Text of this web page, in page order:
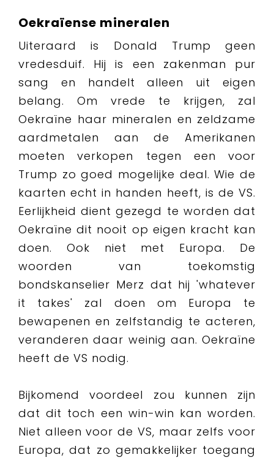
Oekraïense mineralen
Uiteraard is Donald Trump geen
vredesduif. Hij is een zakenman pur
sang en handelt alleen uit eigen
belang. Om vrede te krijgen, zal
Oekraïne haar mineralen en zeldzame
aardmetalen aan de Amerikanen
moeten verkopen tegen een voor
Trump zo goed mogelijke deal. Wie de
kaarten echt in handen heeft, is de VS.
Eerlijkheid dient gezegd te worden dat
Oekraïne dit nooit op eigen kracht kan
doen. Ook niet met Europa. De
woorden van toekomstig
bondskanselier Merz dat hij 'whatever
it takes' zal doen om Europa te
bewapenen en zelfstandig te acteren,
veranderen daar weinig aan. Oekraïne
heeft de VS nodig.
Bijkomend voordeel zou kunnen zijn
dat dit toch een win-win kan worden.
Niet alleen voor de VS, maar zelfs voor
Europa, dat zo gemakkelijker toegang